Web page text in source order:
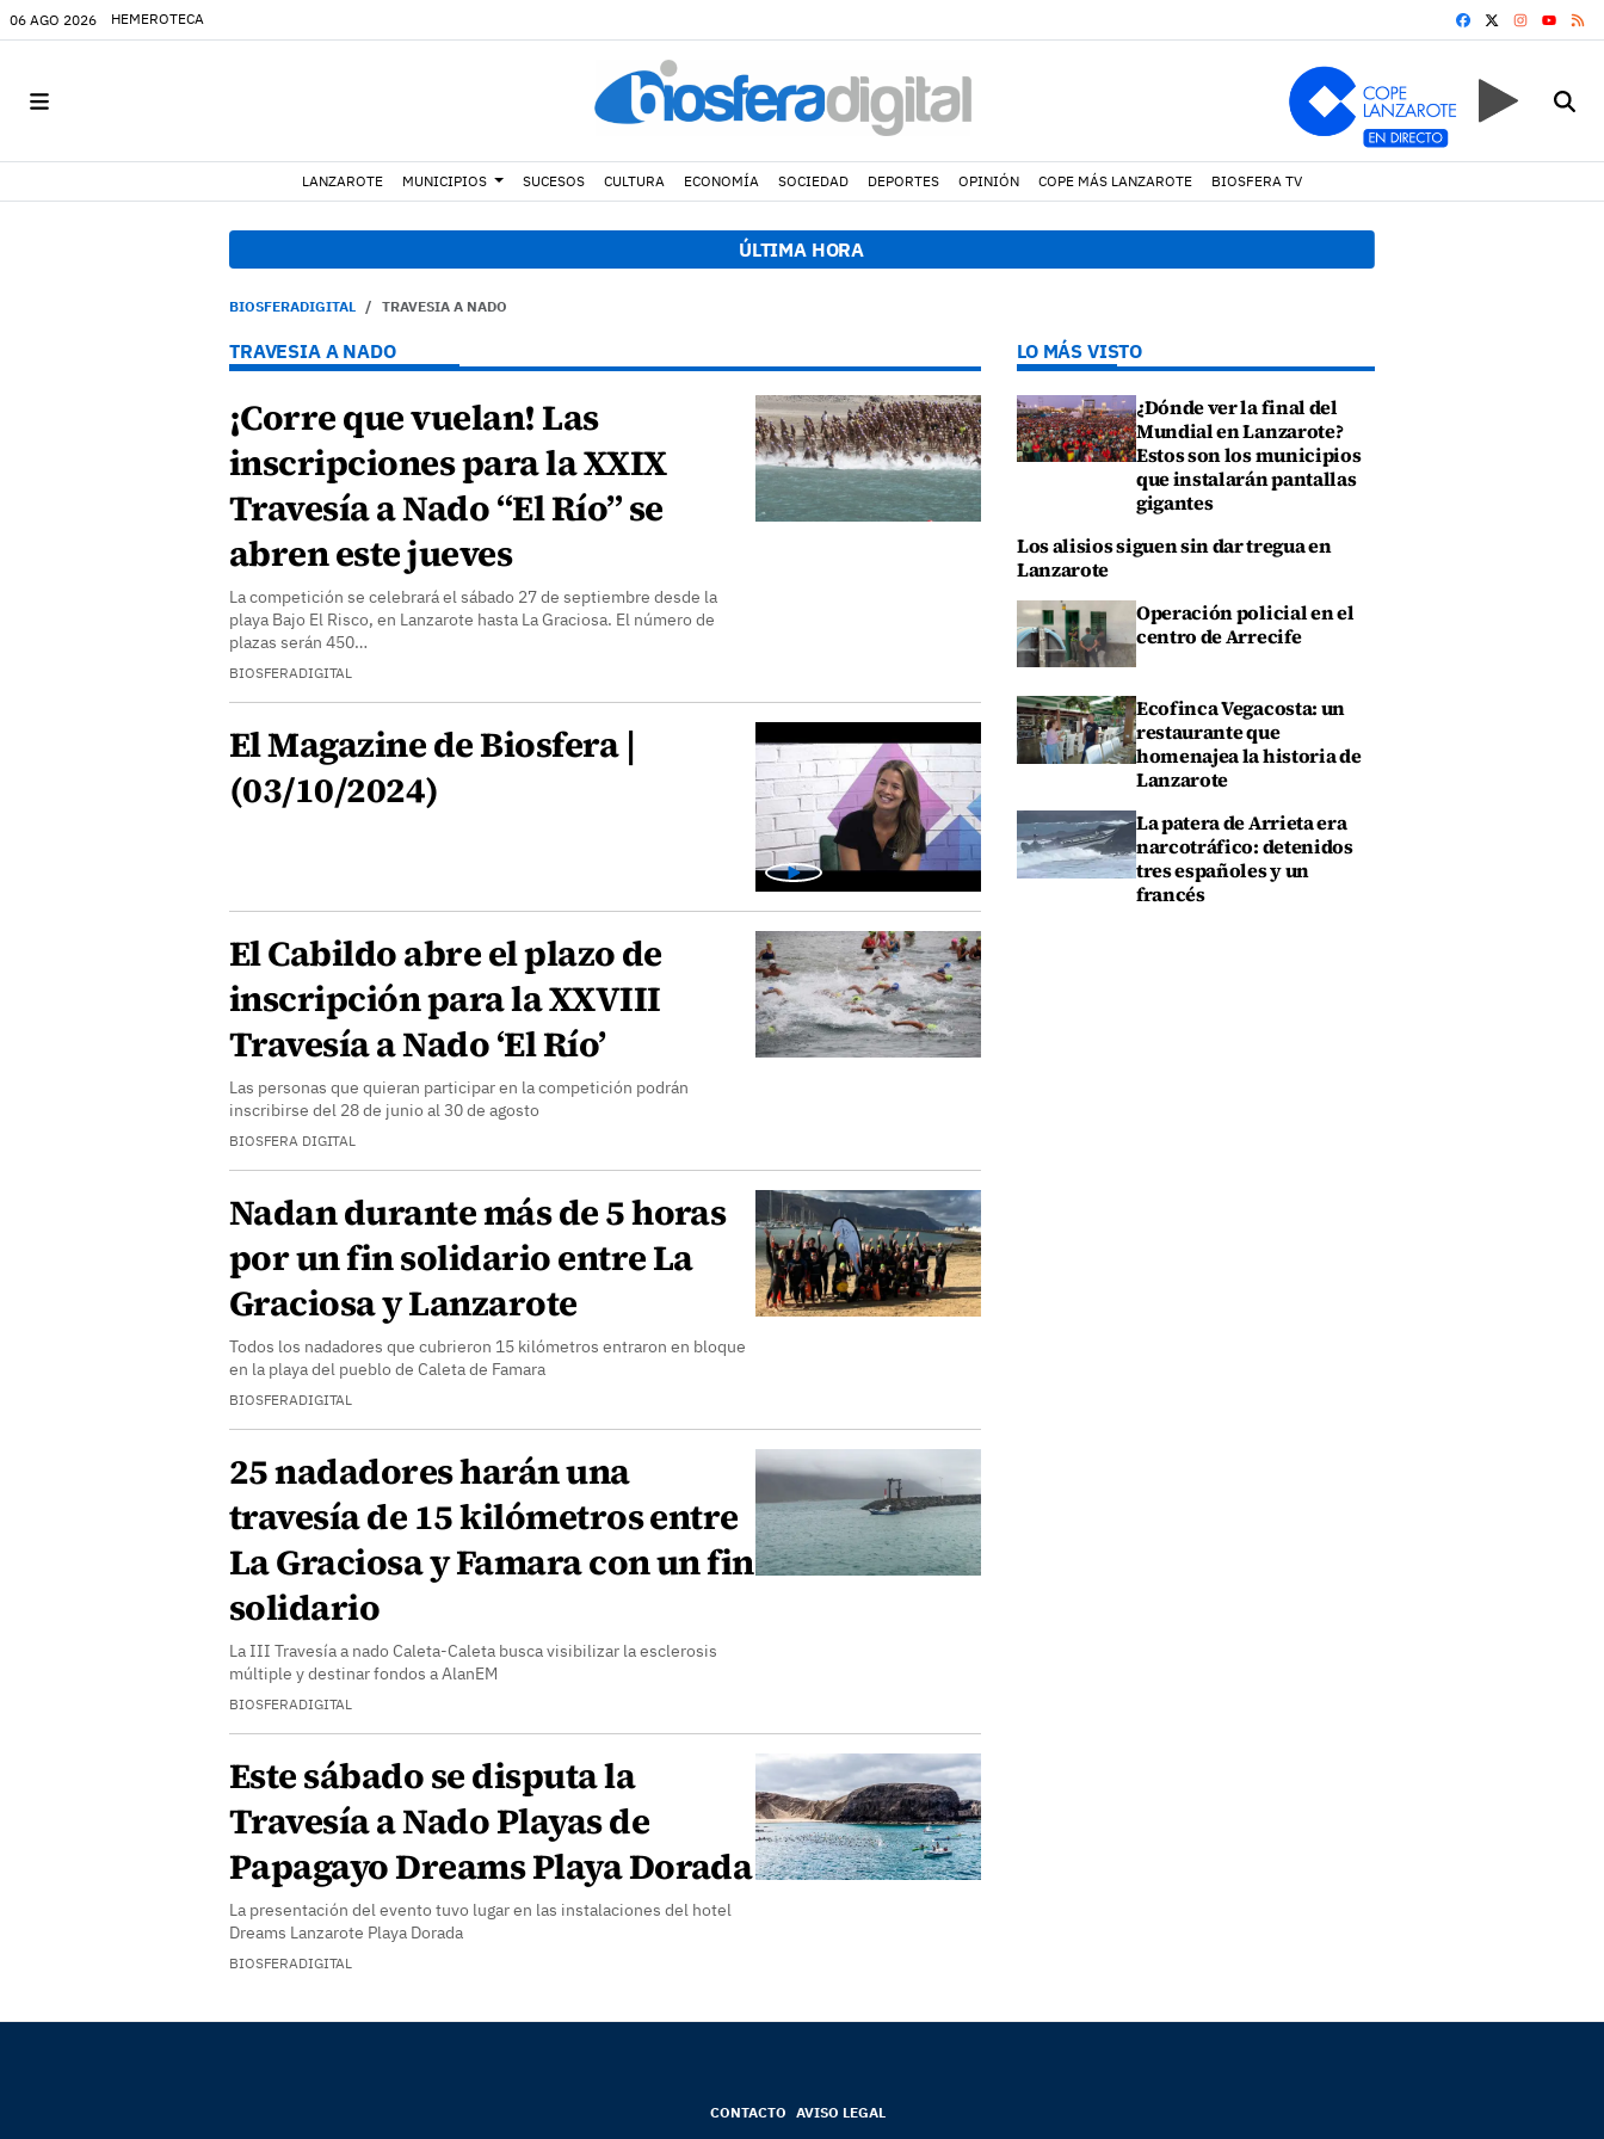
06 AGO 2026 HEMEROTECA FACEBOOK
YOUTUBE
LANZAROTE MUNICIPIOS SUCESOS CULTURA ECONOMÍA SOCIEDAD DEPORTES OPINIÓN COPE MÁS LANZAROTE BIOSFERA TV
ÚLTIMA HORA
BIOSFERADIGITAL TRAVESIA A NADO
TRAVESIA A NADO
¡Corre que vuelan! Las
inscripciones para la XXIX
Travesía a Nado “El Río” se
abren este jueves
La competición se celebrará el sábado 27 de septiembre desde la
playa Bajo El Risco, en Lanzarote hasta La Graciosa. El número de
plazas serán 450…
BIOSFERADIGITAL
El Magazine de Biosfera |
(03/10/2024)
El Cabildo abre el plazo de
inscripción para la XXVIII
Travesía a Nado ‘El Río’
Las personas que quieran participar en la competición podrán
inscribirse del 28 de junio al 30 de agosto
BIOSFERA DIGITAL
Nadan durante más de 5 horas
por un fin solidario entre La
Graciosa y Lanzarote
Todos los nadadores que cubrieron 15 kilómetros entraron en bloque
en la playa del pueblo de Caleta de Famara
BIOSFERADIGITAL
25 nadadores harán una
travesía de 15 kilómetros entre
La Graciosa y Famara con un fin
solidario
La III Travesía a nado Caleta-Caleta busca visibilizar la esclerosis
múltiple y destinar fondos a AlanEM
BIOSFERADIGITAL
Este sábado se disputa la
Travesía a Nado Playas de
Papagayo Dreams Playa Dorada
La presentación del evento tuvo lugar en las instalaciones del hotel
Dreams Lanzarote Playa Dorada
BIOSFERADIGITAL
LO MÁS VISTO
¿Dónde ver la final del
Mundial en Lanzarote?
Estos son los municipios
que instalarán pantallas
gigantes
Los alisios siguen sin dar tregua en
Lanzarote
Operación policial en el
centro de Arrecife
Ecofinca Vegacosta: un
restaurante que
homenajea la historia de
Lanzarote
La patera de Arrieta era
narcotráfico: detenidos
tres españoles y un
francés
CONTACTO AVISO LEGAL